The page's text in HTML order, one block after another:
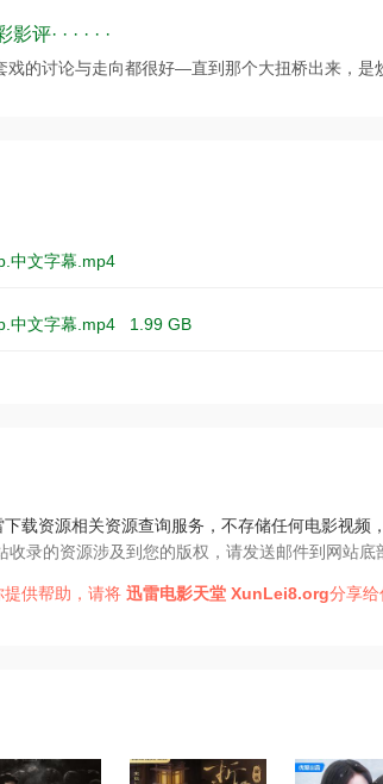
影评· · · · · ·
戏的讨论与走向都很好—直到那个大扭桥出来，是
中文字幕.mp4
中文字幕.mp4 1.99 GB
下载资源相关资源查询服务，不存储任何电影视
收录的资源涉及到您的版权，请发送邮件到网站底
提供帮助，请将迅雷电影天堂 XunLei8.org分享